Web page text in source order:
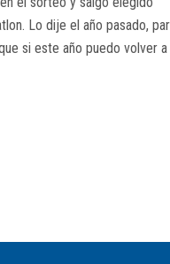
Lo dije el año pasado,
si este año puedo volver a
Σ/Ε